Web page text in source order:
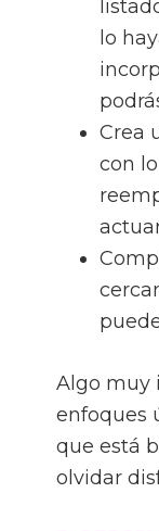
lo
Crea
con
Algo muy
enfoques
que está
olvidar